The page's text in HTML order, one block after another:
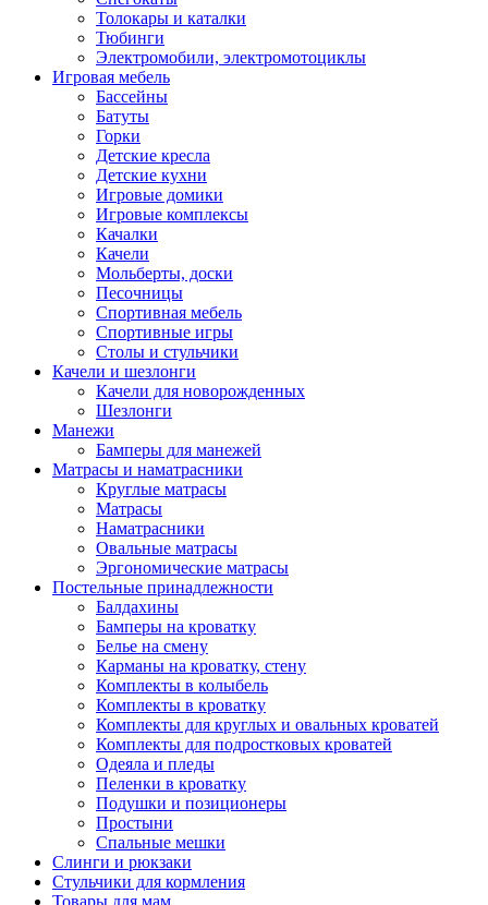
Толокары и каталки
Тюбинги
Электромобили, электромотоциклы
Игровая мебель
Бассейны
Батуты
Горки
Детские кресла
Детские кухни
Игровые домики
Игровые комплексы
Качалки
Качели
Мольберты, доски
Песочницы
Спортивная мебель
Спортивные игры
Столы и стульчики
Качели и шезлонги
Качели для новорожденных
Шезлонги
Манежи
Бамперы для манежей
Матрасы и наматрасники
Круглые матрасы
Матрасы
Наматрасники
Овальные матрасы
Эргономические матрасы
Постельные принадлежности
Балдахины
Бамперы на кроватку
Белье на смену
Карманы на кроватку, стену
Комплекты в колыбель
Комплекты в кроватку
Комплекты для круглых и овальных кроватей
Комплекты для подростковых кроватей
Одеяла и пледы
Пеленки в кроватку
Подушки и позиционеры
Простыни
Спальные мешки
Слинги и рюкзаки
Стульчики для кормления
Товары для мам